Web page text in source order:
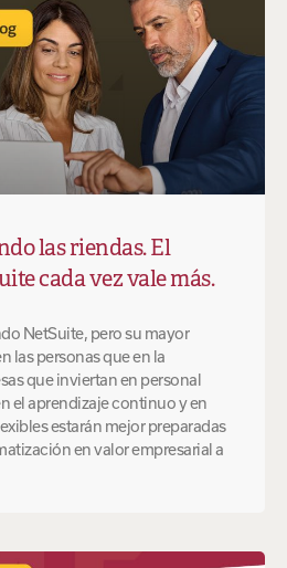
las riendas. El
cada vez vale más.
NetSuite, pero su mayor
las personas que en la
que inviertan en personal
el aprendizaje continuo y en
estarán mejor preparadas
en valor empresarial a